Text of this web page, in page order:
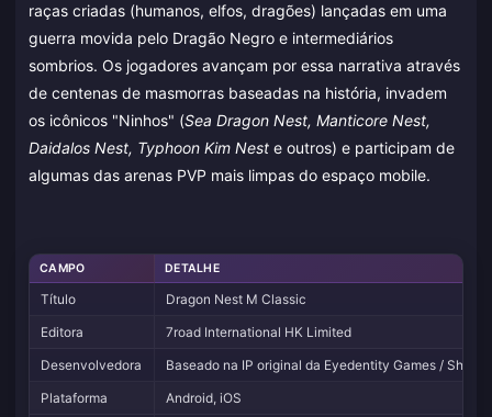
raças criadas (humanos, elfos, dragões) lançadas em uma
guerra movida pelo Dragão Negro e intermediários
sombrios. Os jogadores avançam por essa narrativa através
de centenas de masmorras baseadas na história, invadem
os icônicos "Ninhos" (Sea Dragon Nest, Manticore Nest,
Daidalos Nest, Typhoon Kim Nest e outros) e participam de
algumas das arenas PVP mais limpas do espaço mobile.
CAMPO DETALHE
Título
Dragon Nest M Classic
Editora
7road International HK Limited
Desenvolvedora
Baseado na IP original da Eyedentity Games /
Plataforma
Android, iOS